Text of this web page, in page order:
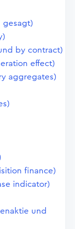
gesagt)
by contract)
effect)
aggregates)
finance)
indicator)
und